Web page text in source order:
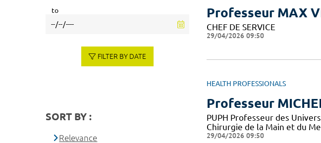
Professeur MAX
CHEF DE SERVICE
29/04/2026 09:50
HEALTH PROFESSIONALS
Professeur
PUPH Professeur des
Chirurgie de la Main et du
29/04/2026 09:50
to
FILTER BY DATE
SORT BY :
Relevance